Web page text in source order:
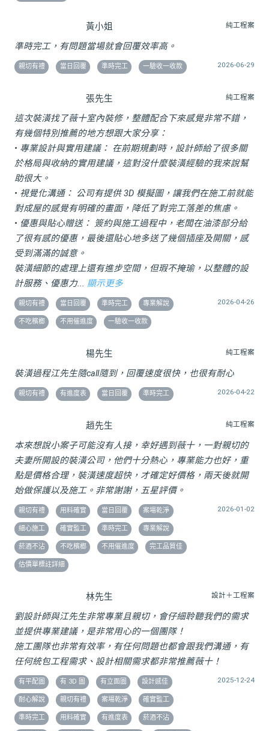
黃小姐 純工程案
準時完工，有問題當場就會回覆效率高。
親切有禮 當日回覆 準時完工 一驗收一收款 2026-06-29
張先生 純工程案
這次裝潢找了薇十室內裝修，整體配合下來感覺非常不錯，
有幾個特別推薦的地方想跟大家分享：
• 專業設計與實用建議： 在前期規劃時，設計師給了很多關
於格局與收納的實用建議，這對沒什麼裝潢經驗的我來說幫
助很大。
• 視覺化溝通： 公司有提供 3D 模擬圖，讓我們在施工前就能
對成屋的感覺有明確的畫面，降低了對完工落差的焦慮。
• 優惠與貼心贈送： 簽約與施工過程中，老闆在油漆部分給
了很有感的優惠，最後還貼心地多送了幾個插座及開關，感
受到滿滿的誠意。
裝潢細節的處理上還有進步空間，但瑕不掩瑜，以整體的設
計服務、優惠力... 顯示更多
親切有禮 當日回覆 準時完工 專業解說
不吃檳榔 不用催進度 一驗收一收款
2026-04-26
楊先生 純工程案
裝潢過程江先生隨call隨到，回覆速度很快，也很有耐心
親切有禮 有進度表 當日回覆 準時完工 2026-04-22
趙先生 純工程案
本來想說小案子可能沒有人接，幸好遇到薇十，一對親切的
夫妻所開設的裝潢公司，他們十分熱心，專業能力也好，重
點是價格合理，裝潢速度超快，才確定好價格，兩天後就開
始做保護以及施工。非常謝謝，五星評價。
親切有禮 用料確實 當日回覆 案場乾淨
細心施工 確實監工 準時完工 專業解說
菸酒不沾 不吃檳榔 不用催進度 完工品質佳
估價單標註詳細
2026-01-02
林先生 設計＋工程案
劉設計師與江先生非常專業且親切，會仔細聆聽我們的需求
並提供專業建議，是非常用心的一個團隊！
施工團隊也非常有效率，有任何問題也都會跟我們溝通，有
任何統包工程需求、設計相關需求都非常推薦薇十！
有平配圖 有 3D 圖 有立面圖 設計感佳
耐心解說 親切有禮 案場乾淨 確實監工
準時完工 用料確實 有進度表 菸酒不沾
2025-12-24